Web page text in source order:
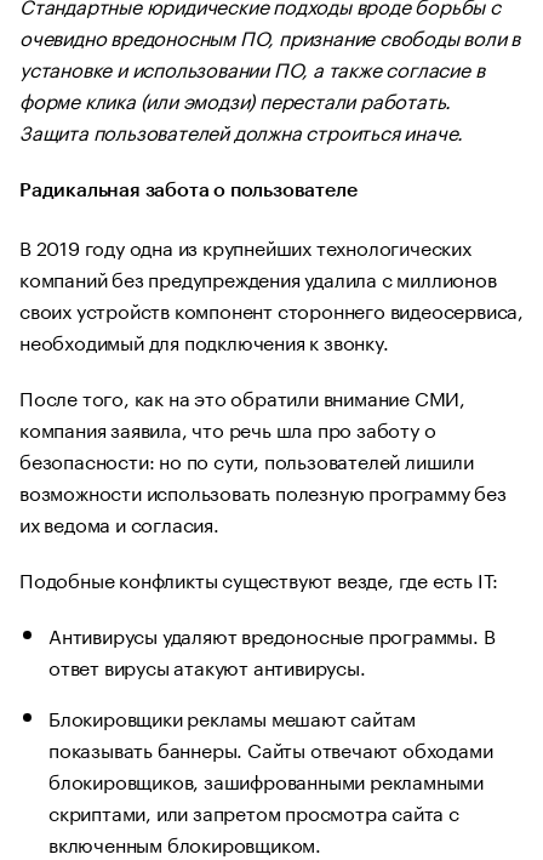
очевидно вредоносным ПО, признание свободы воли в
установке и использовании ПО, а также согласие в
форме клика (или эмодзи) перестали работать.
Защита пользователей должна строиться иначе.
Радикальная забота о пользователе
В 2019 году одна из крупнейших технологических
компаний без предупреждения удалила с миллионов
своих устройств компонент стороннего видеосервиса,
необходимый для подключения к звонку.
После того, как на это обратили внимание СМИ,
компания заявила, что речь шла про заботу о
безопасности: но по сути, пользователей лишили
возможности использовать полезную программу без
их ведома и согласия.
Подобные конфликты существуют везде, где есть IT:
Антивирусы удаляют вредоносные программы. В
ответ вирусы атакуют антивирусы.
Блокировщики рекламы мешают сайтам
показывать баннеры. Сайты отвечают обходами
блокировщиков, зашифрованными рекламными
скриптами, или запретом просмотра сайта с
включенным блокировщиком.